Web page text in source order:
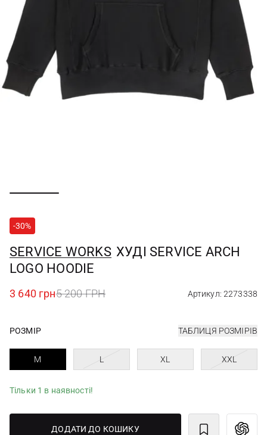
-30%
SERVICE WORKS ХУДІ SERVICE ARCH
LOGO HOODIE
3 640 грн5 200 ГРН Артикул: 2273338
РОЗМІР ТАБЛИЦЯ РОЗМІРІВ
M L XL XXL
Тільки 1 в наявності!
ДОДАТИ ДО КОШИКУ